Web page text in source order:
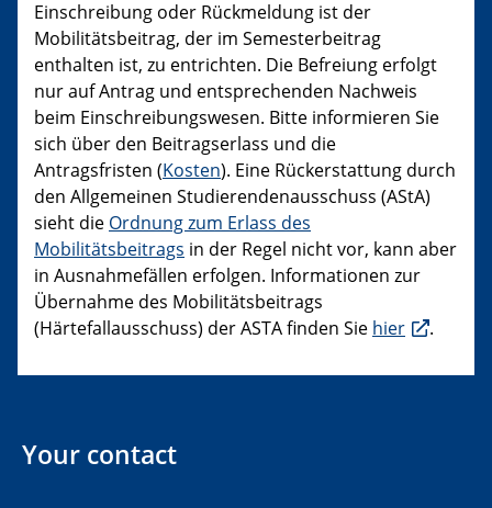
Einschreibung oder Rückmeldung ist der
Mobilitätsbeitrag, der im Semesterbeitrag
enthalten ist, zu entrichten. Die Befreiung erfolgt
nur auf Antrag und entsprechenden Nachweis
beim Einschreibungswesen. Bitte informieren Sie
sich über den Beitragserlass und die
Antragsfristen (Kosten). Eine Rückerstattung durch
den Allgemeinen Studierendenausschuss (AStA)
sieht die Ordnung zum Erlass des
Mobilitätsbeitrags in der Regel nicht vor, kann aber
in Ausnahmefällen erfolgen. Informationen zur
Übernahme des Mobilitätsbeitrags
(Härtefallausschuss) der ASTA finden Sie hier .
Your contact